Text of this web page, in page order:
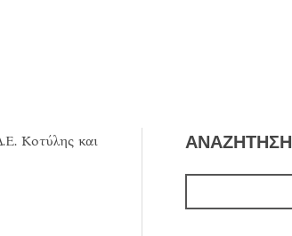
Κοτύλης και
ΑΝΑΖΗΤΗΣΗ